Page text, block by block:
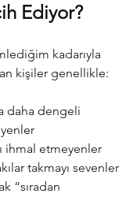
Ediyor?
kadarıyla
kişiler genellikle:
daha dengeli
ihmal etmeyenler
takmayı sevenler
“sıradan